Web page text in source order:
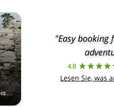
"Easy booking
4.8
Lesen Sie, was